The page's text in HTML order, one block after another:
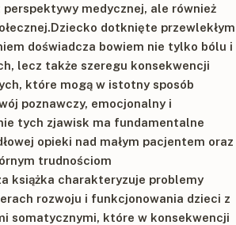
medycznej, ale również
dotknięte przewlekłym
doświadcza bowiem nie tylko bólu i
lecz także szeregu konsekwencji
które mogą w istotny sposób
poznawczy, emocjonalny i
tych zjawisk ma fundamentalne
opieki nad małym pacjentem oraz
trudnościom
książka charakteryzuje problemy
rozwoju i funkcjonowania dzieci z
somatycznymi, które w konsekwencji